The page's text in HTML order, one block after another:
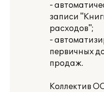
-
записи
расходов";
-
первичных
продаж.
Коллектив